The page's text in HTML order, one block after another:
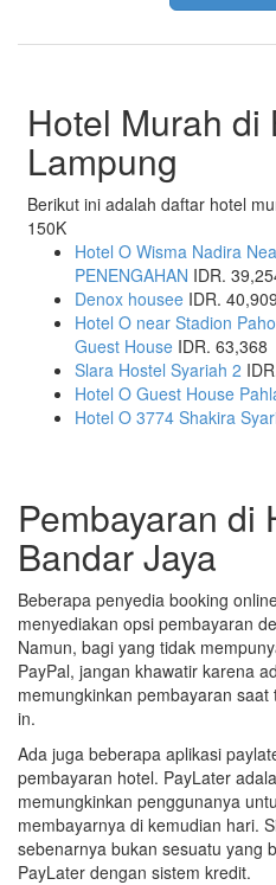
Hotel Murah di
Lampung
Berikut ini adalah daftar hotel
150K
Hotel O Wisma Nadira
PENENGAHAN IDR.
Denox housee IDR. 40,909
Hotel O near Stadion
Guest House IDR. 63,368
Slara Hostel Syariah 2
Hotel O Guest House
Hotel O 3774 Shakira
Pembayaran di
Bandar Jaya
Beberapa penyedia booking
menyediakan opsi pembayaran
Namun, bagi yang tidak
PayPal, jangan khawatir karena
memungkinkan pembayaran
in.
Ada juga beberapa aplikasi
pembayaran hotel. PayLater
memungkinkan penggunanya
membayarnya di kemudian hari.
sebenarnya bukan sesuatu yang
PayLater dengan sistem kredit.